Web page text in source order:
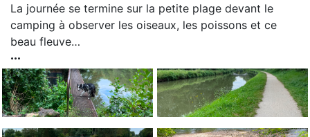
La journée se termine sur la petite plage devant le
camping à observer les oiseaux, les poissons et ce
beau fleuve…